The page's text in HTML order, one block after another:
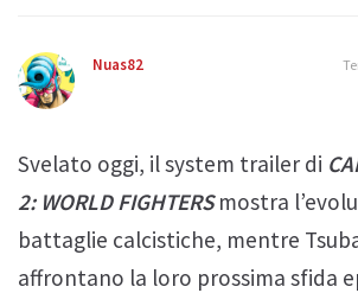
Nuas82
Svelato oggi, il system trailer di
2: WORLD FIGHTERSmostra
battaglie calcistiche, mentre
affrontano la loro prossima sfida